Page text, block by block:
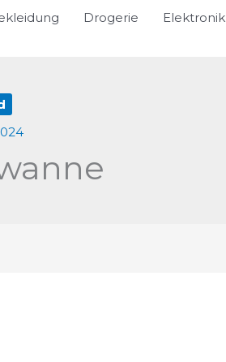
Drogerie Elektronik